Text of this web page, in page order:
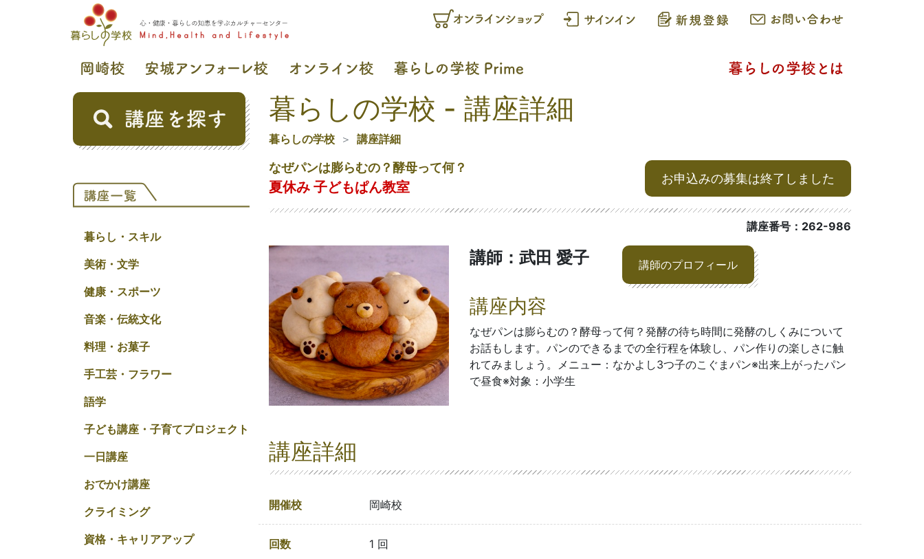
暮らし・スキル
美術・文学
健康・スポーツ
音楽・伝統文化
料理・お菓子
手工芸・フラワー
語学
子ども講座・子育てプロジェクト
一日講座
おでかけ講座
クライミング
資格・キャリアアップ
暮らしの学校 - 講座詳細
暮らしの学校 講座詳細
なぜパンは膨らむの？酵母って何？
夏休み 子どもぱん教室
お申込みの募集は終了しました
講座番号：262-986
講師：武田 愛子 講師のプロフィール
講座内容
なぜパンは膨らむの？酵母って何？発酵の待ち時間に発酵のしくみについて
お話もします。パンのできるまでの全行程を体験し、パン作りの楽しさに触
れてみましょう。メニュー：なかよし3つ子のこぐまパン※出来上がったパン
で昼食※対象：小学生
講座詳細
開催校 岡崎校
回数 1 回